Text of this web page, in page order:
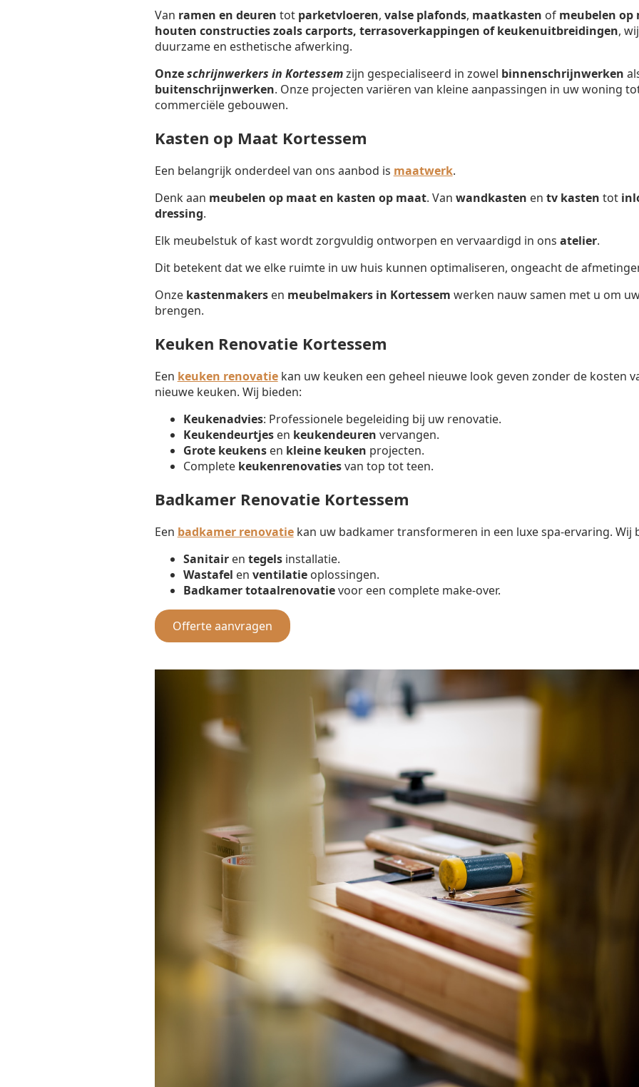
Van ramen en deuren tot parketvloeren, valse plafonds, maatkasten of meubelen op
houten constructies zoals carports, terrasoverkappingen of keukenuitbreidingen,
duurzame en esthetische afwerking.
Onzeschrijnwerkers in Kortessemzijn gespecialiseerd in zowel binnenschrijnwerken
buitenschrijnwerken. Onze projecten variëren van kleine aanpassingen in uw woning
commerciële gebouwen.
Kasten op Maat Kortessem
Een belangrijk onderdeel van ons aanbod is maatwerk.
Denk aan meubelen op maat en kasten op maat. Van wandkasten en tv kasten tot
dressing.
Elk meubelstuk of kast wordt zorgvuldig ontworpen en vervaardigd in ons atelier.
Dit betekent dat we elke ruimte in uw huis kunnen optimaliseren, ongeacht de
Onze kastenmakersen meubelmakers in Kortessem werken nauw samen met u om
brengen.
Keuken Renovatie Kortessem
Een keuken renovatiekan uw keuken een geheel nieuwe look geven zonder de kosten
nieuwe keuken. Wij bieden:
Keukenadvies: Professionele begeleiding bij uw renovatie.
Keukendeurtjesen keukendeuren vervangen.
Grote keukensen kleine keuken projecten.
Complete keukenrenovatiesvan top tot teen.
Badkamer Renovatie Kortessem
Een badkamer renovatiekan uw badkamer transformeren in een luxe spa-ervaring. Wij
Sanitairen tegelsinstallatie.
Wastafel en ventilatieoplossingen.
Badkamer totaalrenovatievoor een complete make-over.
Offerte aanvragen